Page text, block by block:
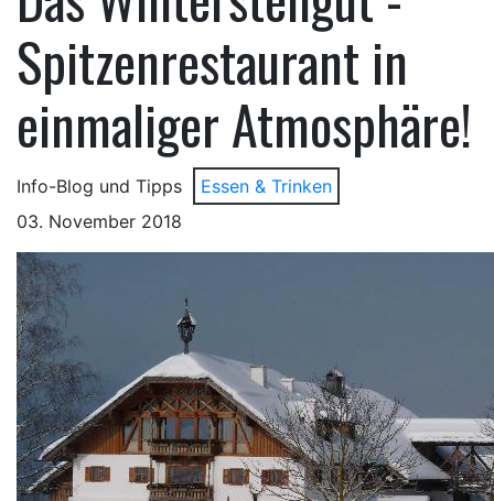
Spitzenrestaurant in
einmaliger Atmosphäre!
Info-Blog und Tipps
Essen & Trinken
03. November 2018